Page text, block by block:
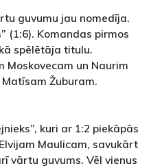
guvumu jau nomedīja.
(1:6). Komandas pirmos
spēlētāja titulu.
un Naurim
Žuburam.
kuri ar 1:2 piekāpās
Maulicam, savukārt
vārtu guvums. Vēl vienus